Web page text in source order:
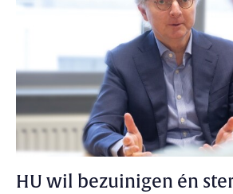
HU wil bezuinigen én